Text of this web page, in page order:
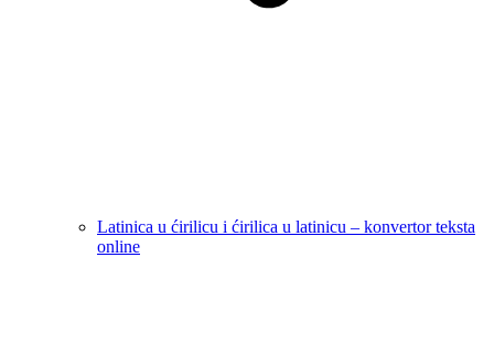
Latinica u ćirilicu i ćirilica u latinicu – konvertor teksta
online